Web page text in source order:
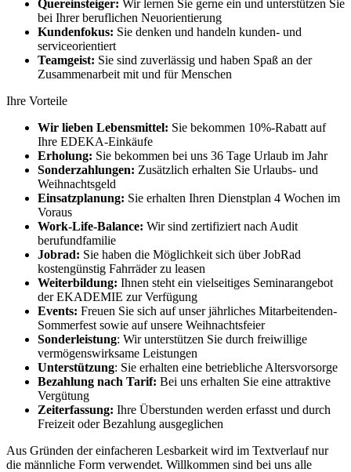
Quereinsteiger: Wir lernen Sie gerne ein und unterstützen Sie
bei Ihrer beruflichen Neuorientierung
Kundenfokus: Sie denken und handeln kunden- und
serviceorientiert
Teamgeist: Sie sind zuverlässig und haben Spaß an der
Zusammenarbeit mit und für Menschen
Ihre Vorteile
Wir lieben Lebensmittel: Sie bekommen 10%-Rabatt auf
Ihre EDEKA-Einkäufe
Erholung: Sie bekommen bei uns 36 Tage Urlaub im Jahr
Sonderzahlungen: Zusätzlich erhalten Sie Urlaubs- und
Weihnachtsgeld
Einsatzplanung: Sie erhalten Ihren Dienstplan 4 Wochen im
Voraus
Work-Life-Balance: Wir sind zertifiziert nach Audit
berufundfamilie
Jobrad: Sie haben die Möglichkeit sich über JobRad
kostengünstig Fahrräder zu leasen
Weiterbildung: Ihnen steht ein vielseitiges Seminarangebot
der EKADEMIE zur Verfügung
Events: Freuen Sie sich auf unser jährliches Mitarbeitenden-
Sommerfest sowie auf unsere Weihnachtsfeier
Sonderleistung: Wir unterstützen Sie durch freiwillige
vermögenswirksame Leistungen
Unterstützung: Sie erhalten eine betriebliche Altersvorsorge
Bezahlung nach Tarif: Bei uns erhalten Sie eine attraktive
Vergütung
Zeiterfassung: Ihre Überstunden werden erfasst und durch
Freizeit oder Bezahlung ausgeglichen
Aus Gründen der einfacheren Lesbarkeit wird im Textverlauf nur
die männliche Form verwendet. Willkommen sind bei uns alle